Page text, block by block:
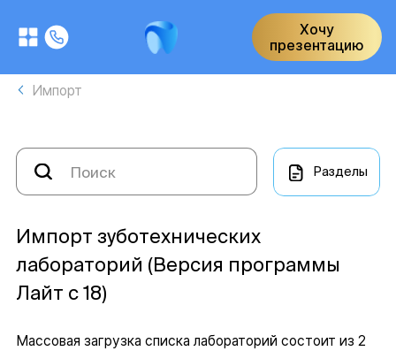
Хочу
презентацию
Импорт
Разделы
Импорт зуботехнических
лабораторий (Версия программы
Лайт с 18)
Массовая загрузка списка лабораторий состоит из 2